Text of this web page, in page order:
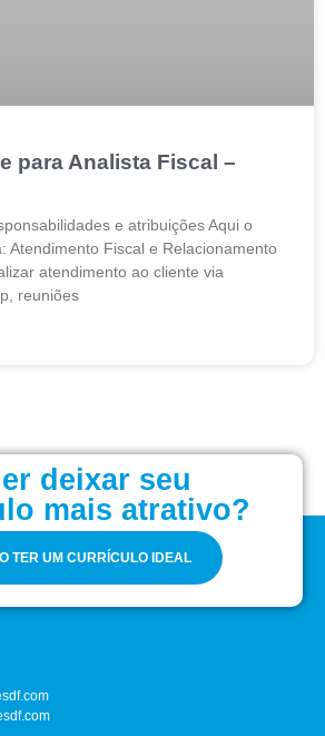
para Analista Fiscal –
e atribuições Aqui o
Atendimento Fiscal e Relacionamento
atendimento ao cliente via
reuniões
deixar seu
mais atrativo?
TER UM CURRÍCULO IDEAL